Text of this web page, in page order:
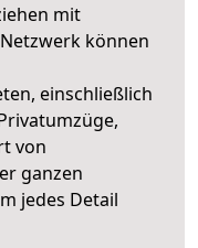
mit
können
einschließlich
von
ganzen
jedes Detail